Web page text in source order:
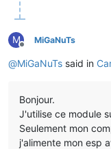
M
Offline
MiGaNuTs
@MiGaNuTs said in
Bonjour.
J'utilise ce module
Seulement mon
j'alimente mon esp